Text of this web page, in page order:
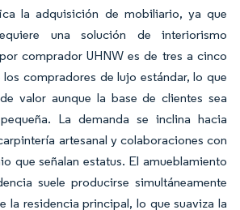
la adquisición de mobiliario, ya que
una solución de interiorismo
comprador UHNW es de tres a cinco
compradores de lujo estándar, lo que
valor aunque la base de clientes sea
La demanda se inclina hacia
artesanal y colaboraciones con
que señalan estatus. El amueblamiento
suele producirse simultáneamente
la residencia principal, lo que suaviza la